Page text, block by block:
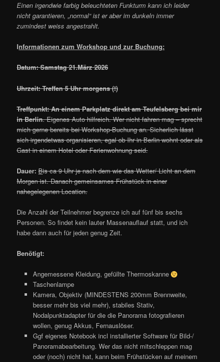
Einen irgendwie farbig beleuchteten Funkturm kann ich leider
nicht garantieren, „normal“ ist er aber im dunkeln immer
zumindest weiss angestrahlt.
Informationen zum Workshop und zur Buchung:
Datum: Samstag 21.März 2026
Uhrzeit: Treffen 5 Uhr morgens (!)
Treffpunkt: An einem Parkplatz direkt am Teufelsberg bei mir
in Berlin. Eigenes Auto hilfreich. Wer nicht fahren mag – sprecht
mich gerne bereits bei Workshop-Buchung an. Sicherlich lässt
sich irgendetwas organisieren, egal ob Ihr in Berlin wohnt oder als
Gast in einem Hotel oder Ferienwohnung seid.
Dauer: Bis ca 9 Uhr je nach dem wie das Wetter/ Licht an dem
Morgen ist. Danach gemeinsames Frühstück in einer
nahegelegenen Location.
Die Anzahl der Teilnehmer begrenze ich auf fünf bis sechs
Personen. So findet kein lauter Massenauflauf statt, und ich
habe dann auch für jeden genug Zeit.
Benötigt:
Angemessene Kleidung, gefüllte Thermoskanne
Taschenlampe
Kamera, Objektiv (MINDESTENS 200mm Brennweite,
besser mehr bis viel mehr), stabiles Stativ,
Nodalpunktadapter für die die Panorama fotografieren
wollen, genug Akkus, Fernauslöser.
Ggf eigenes Notebook incl installierter Software für Bild-/
Panoramabearbeitung. Wer das nicht mitschleppen mag
oder (noch) nicht hat, kann beim Frühstücken auf meinem